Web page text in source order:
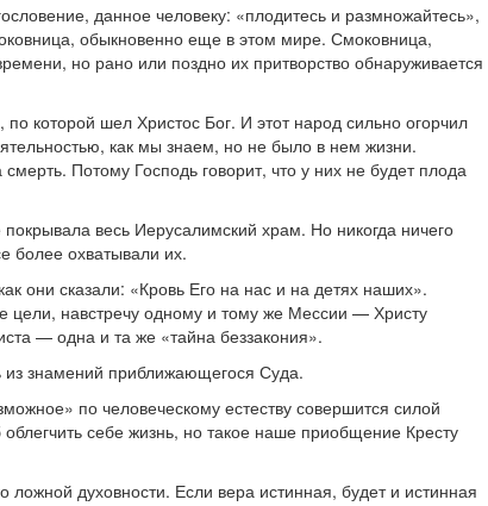
данное человеку: «плодитесь и размножайтесь»,
обыкновенно еще в этом мире. Смоковница,
но рано или поздно их притворство обнаруживается
которой шел Христос Бог. И этот народ сильно огорчил
как мы знаем, но не было в нем жизни.
Потому Господь говорит, что у них не будет плода
весь Иерусалимский храм. Но никогда ничего
более охватывали их.
они сказали: «Кровь Его на нас и на детях наших».
цели, навстречу одному и тому же Мессии — Христу
— одна и та же «тайна беззакония».
из знамений приближающегося Суда.
по человеческому естеству совершится силой
себе жизнь, но такое наше приобщение Кресту
духовности. Если вера истинная, будет и истинная